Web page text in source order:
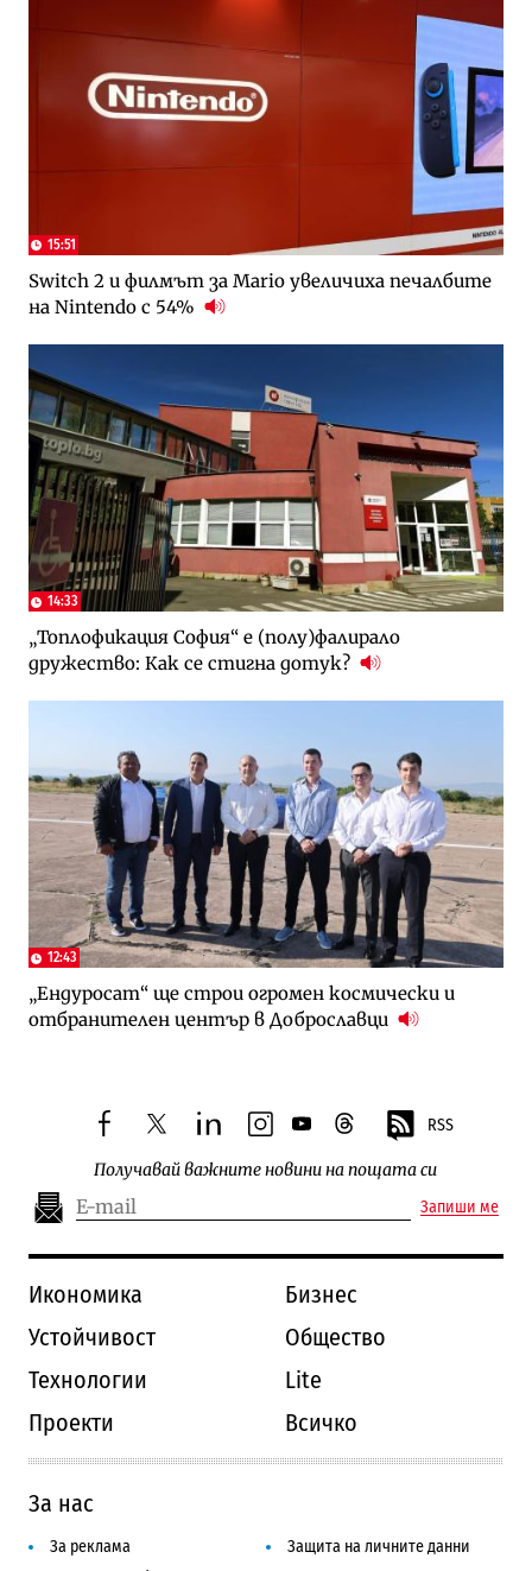
15:51
Switch 2 и филмът за Mario увеличиха печалбите
на Nintendo с 54%
14:33
„Топлофикация София“ e (полу)фалирало
дружество: Как се стигна дотук?
12:43
„Ендуросат“ ще строи огромен космически и
отбранителен център в Доброславци
facebooktwitterlinkedininstagram
youtubethreads RSS
Получавай важните новини на пощата си
Запиши ме
Икономика
Бизнес
Устойчивост
Общество
Технологии
Lite
Проекти
Всичко
За нас
За реклама
Защита на личните данни